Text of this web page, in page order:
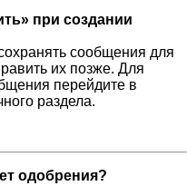
при создании
сообщения для
их позже. Для
перейдите в
раздела.
одобрения?